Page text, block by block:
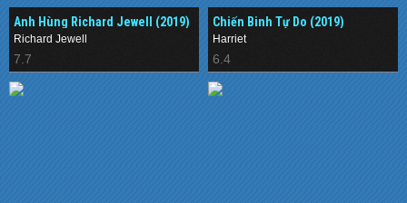
Anh Hùng Richard Jewell (2019)
Richard Jewell
7.7
Chiến Binh Tự Do (2019)
Harriet
6.4